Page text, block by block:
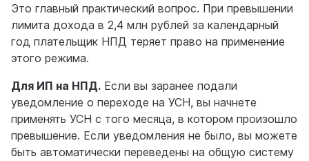
Это главный практический вопрос. При превышении
лимита дохода в 2,4 млн рублей за календарный
год плательщик НПД теряет право на применение
этого режима.
Для ИП на НПД. Если вы заранее подали
уведомление о переходе на УСН, вы начнете
применять УСН с того месяца, в котором произошло
превышение. Если уведомления не было, вы можете
быть автоматически переведены на общую систему